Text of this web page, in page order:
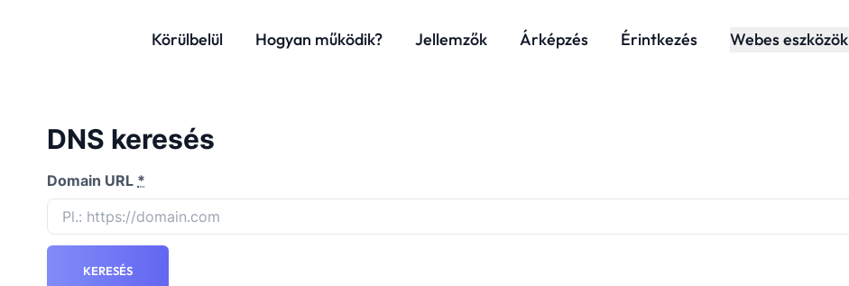
Körülbelül Hogyan működik? Jellemzők Árképzés Érintkezés Webes eszközök
DNS keresés
Domain URL *
KERESÉS